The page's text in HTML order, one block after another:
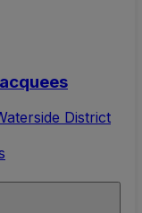
District